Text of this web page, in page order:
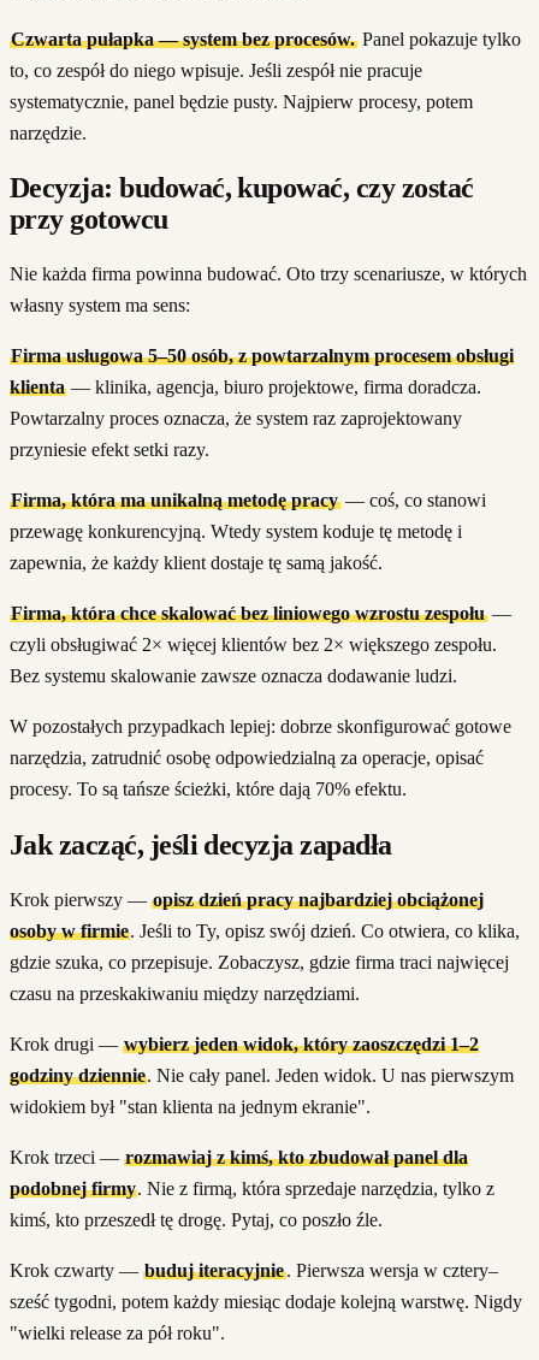
Czwarta pułapka — system bez procesów.Panel pokazuje tylko
to, co zespół do niego wpisuje. Jeśli zespół nie pracuje
systematycznie, panel będzie pusty. Najpierw procesy, potem
narzędzie.
Decyzja: budować, kupować, czy zostać
przy gotowcu
Nie każda firma powinna budować. Oto trzy scenariusze, w których
własny system ma sens:
Firma usługowa 5–50 osób, z powtarzalnym procesem obsługi
klienta — klinika, agencja, biuro projektowe, firma doradcza.
Powtarzalny proces oznacza, że system raz zaprojektowany
przyniesie efekt setki razy.
Firma, która ma unikalną metodę pracy— coś, co stanowi
przewagę konkurencyjną. Wtedy system koduje tę metodę i
zapewnia, że każdy klient dostaje tę samą jakość.
Firma, która chce skalować bez liniowego wzrostu zespołu—
czyli obsługiwać 2× więcej klientów bez 2× większego zespołu.
Bez systemu skalowanie zawsze oznacza dodawanie ludzi.
W pozostałych przypadkach lepiej: dobrze skonfigurować gotowe
narzędzia, zatrudnić osobę odpowiedzialną za operacje, opisać
procesy. To są tańsze ścieżki, które dają 70% efektu.
Jak zacząć, jeśli decyzja zapadła
Krok pierwszy — opisz dzień pracy najbardziej obciążonej
osoby w firmie. Jeśli to Ty, opisz swój dzień. Co otwiera, co klika,
gdzie szuka, co przepisuje. Zobaczysz, gdzie firma traci najwięcej
czasu na przeskakiwaniu między narzędziami.
Krok drugi — wybierz jeden widok, który zaoszczędzi 1–2
godziny dziennie. Nie cały panel. Jeden widok. U nas pierwszym
widokiem był "stan klienta na jednym ekranie".
Krok trzeci — rozmawiaj z kimś, kto zbudował panel dla
podobnej firmy. Nie z firmą, która sprzedaje narzędzia, tylko z
kimś, kto przeszedł tę drogę. Pytaj, co poszło źle.
Krok czwarty — buduj iteracyjnie. Pierwsza wersja w cztery–
sześć tygodni, potem każdy miesiąc dodaje kolejną warstwę. Nigdy
"wielki release za pół roku".